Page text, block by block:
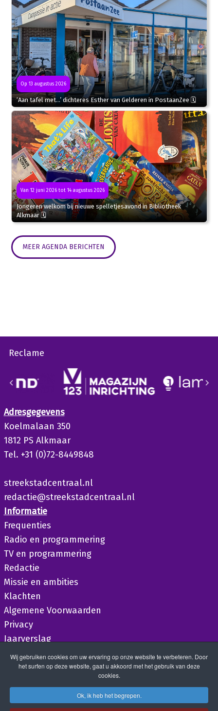
Op 13 augustus 2026
‘Aan tafel met…’ dichteres Esther van Gelderen in PostaanZee 🗓
Van 12 juni 2026 tot 14 augustus 2026
Jongeren welkom bij nieuwe spelletjesavond in Bibliotheek
Alkmaar 🗓
MEER AGENDA BERICHTEN
Reclame
Adresgegevens
Koelmalaan 350
1812 PS Alkmaar
Tel. +31 (0)72-8449848
streekstadcentraal.nl
redactie@streekstadcentraal.nl
Informatie
Frequenties
Radio en programmering
TV en programmering
Redactie
Missie en ambities
Klachten
Algemene Voorwaarden
Privacy
Jaarverslag
Wij gebruiken cookies om uw ervaring op onze website te verbeteren. Door
het surfen op deze website, gaat u akkoord met het gebruik van deze
cookies.
Ok, ik heb het begrepen.